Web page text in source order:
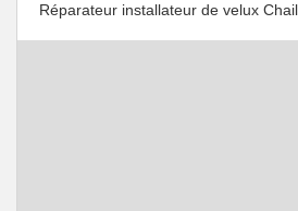
Réparateur installateur de velux